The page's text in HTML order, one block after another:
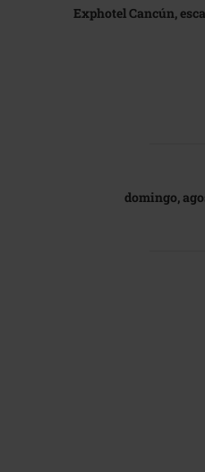
Exphotel Cancún,
domingo,